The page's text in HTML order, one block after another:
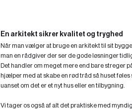
En arkitekt sikrer kvalitet og tryghed
Når man vælger at bruge en arkitekt til sit
man en rådgiver der ser de gode løsninger
Det handler om meget mere end bare streger
hjælper med at skabe en rød tråd så huset føles
uanset om det er et nyt hus eller en tilbygning.
Vi tager os også af alt det praktiske med